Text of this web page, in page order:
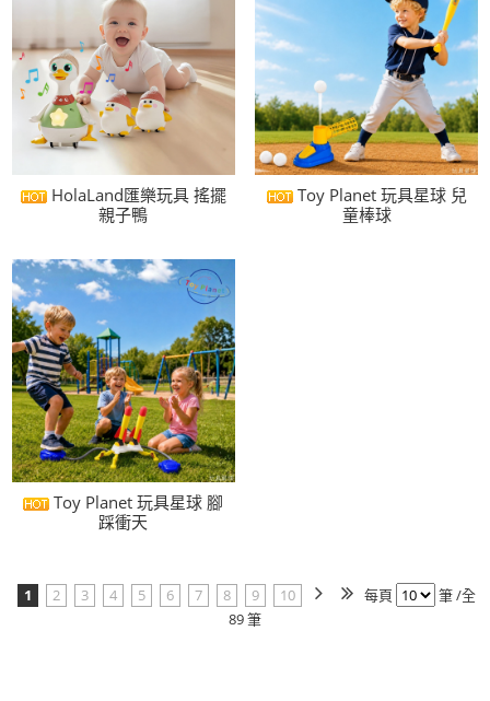
HolaLand匯樂玩具 搖擺
親子鴨
Toy Planet 玩具星球 兒
童棒球
Toy Planet 玩具星球 腳
踩衝天
1 2 3 4 5 6 7 8 9 10 每頁
筆 /全
89 筆